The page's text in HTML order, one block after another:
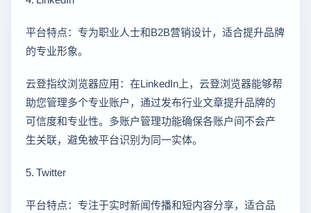
平台特点：专为职业人士和B2B营销设计，适合提升品牌
的专业形象。
云登指纹浏览器应用：在LinkedIn上，云登浏览器能够帮
助您管理多个专业账户，通过发布行业文章提升品牌的
可信度和专业性。多账户管理功能确保各账户间不会产
生关联，避免被平台识别为同一实体。
5. Twitter
平台特点：专注于实时新闻传播和短内容分享，适合品